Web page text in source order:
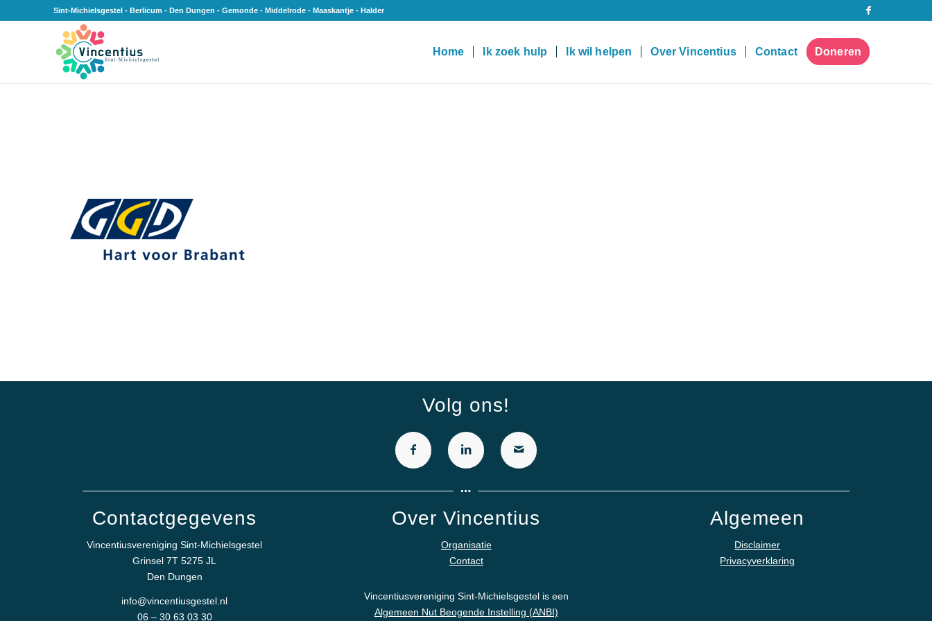
Sint-Michielsgestel - Berlicum - Den Dungen - Gemonde - Middelrode - Maaskantje - Halder
Home Ik zoek hulp Ik wil helpen Over Vincentius Contact Doneren
Volg ons!
Contactgegevens
Vincentiusvereniging Sint-Michielsgestel
Grinsel 7T 5275 JL
Den Dungen
info@vincentiusgestel.nl
06 – 30 63 03 30
Over Vincentius
Organisatie
Contact
Vincentiusvereniging Sint-Michielsgestel is een
Algemeen Nut Beogende Instelling (ANBI)
Algemeen
Disclaimer
Privacyverklaring